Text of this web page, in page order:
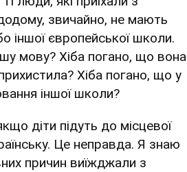
звичайно, не мають
іншої європейської школи.
мову? Хіба погано, що вона
прихистила? Хіба погано, що у
іншої школи?
діти підуть до місцевої
Це неправда. Я знаю
причин виїжджали з